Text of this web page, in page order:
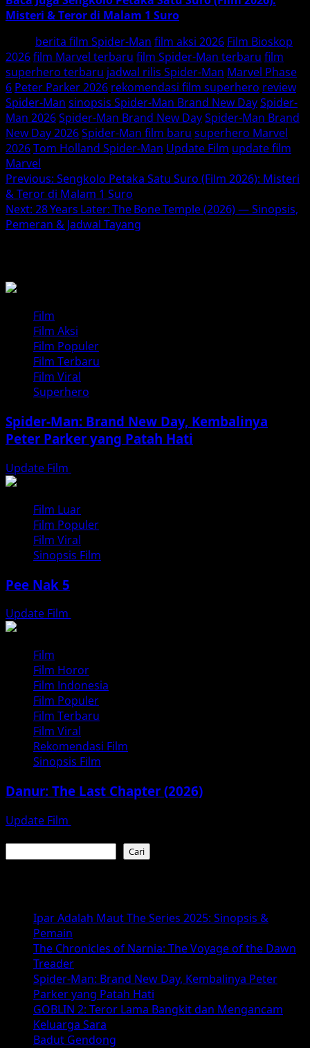
Misteri & Teror di Malam 1 Suro
berita film Spider-Man film aksi 2026 Film Bioskop
2026film Marvel terbaru film Spider-Man terbaru film
superhero terbaru jadwal rilis Spider-Man Marvel Phase
6 Peter Parker 2026 rekomendasi film superhero review
Spider-Man sinopsis Spider-Man Brand New DaySpider-
Man 2026Spider-Man Brand New DaySpider-Man Brand
New Day 2026Spider-Man film baru superhero Marvel
2026Tom Holland Spider-Man Update Film update film
Marvel
Post
navigation
Previous: Sengkolo Petaka Satu Suro (Film 2026): Misteri
& Teror di Malam 1 Suro
Next: 28 Years Later: The Bone Temple (2026) — Sinopsis,
Pemeran & Jadwal Tayang
Film
Film Aksi
Film Populer
Film Terbaru
Film Viral
Superhero
Spider-Man: Brand New Day, Kembalinya
Peter Parker yang Patah Hati
Update Film
Film Luar
Film Populer
Film Viral
Sinopsis Film
Pee Nak 5
Update Film
Film
Film Horor
Film Indonesia
Film Populer
Film Terbaru
Film Viral
Rekomendasi Film
Sinopsis Film
Danur: The Last Chapter (2026)
Update Film
Cari
Ipar Adalah Maut The Series 2025: Sinopsis &
Pemain
The Chronicles of Narnia: The Voyage of the Dawn
Treader
Spider-Man: Brand New Day, Kembalinya Peter
Parker yang Patah Hati
GOBLIN 2: Teror Lama Bangkit dan Mengancam
Keluarga Sara
Badut Gendong